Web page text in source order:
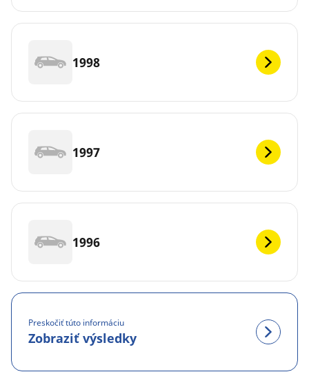
1998
1997
1996
Preskočiť túto informáciu
Zobraziť výsledky